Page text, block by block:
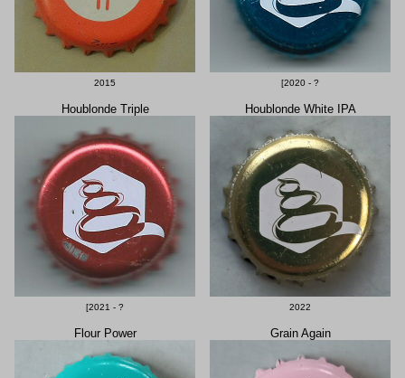
2015 [2020 - ?
Houblonde Triple
[2021 - ?
Houblonde White IPA
2022
Flour Power Grain Again